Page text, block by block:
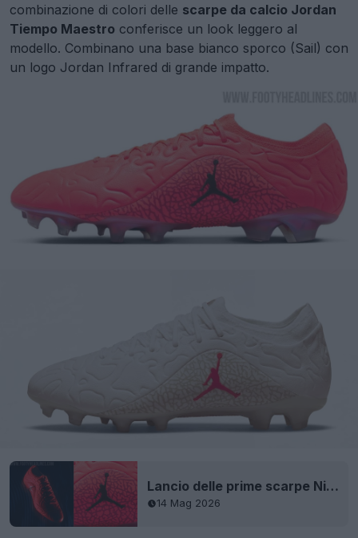
combinazione di colori delle scarpe da calcio Jordan
Tiempo Maestro conferisce un look leggero al
modello. Combinano una base bianco sporco (Sail) con
un logo Jordan Infrared di grande impatto.
Lancio delle prime scarpe Nike Jordan Tiempo
14 Mag 2026